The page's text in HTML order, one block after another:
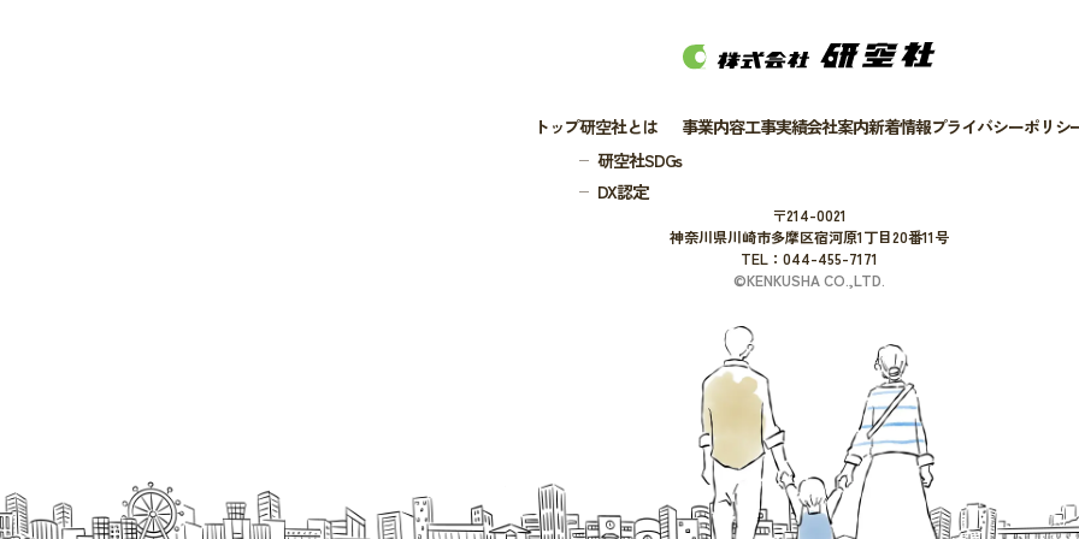
トップ研空社とは
研空社SDGs
DX認定
事業内容工事実績会社案内新着情報プライバシーポリシ
〒214-0021
神奈川県川崎市多摩区宿河原1丁目20番11号
TEL：044-455-7171
©KENKUSHA CO.,LTD.